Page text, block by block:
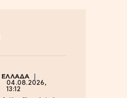
ΕΛΛΑΔΑ
04.08.2026,
13:12